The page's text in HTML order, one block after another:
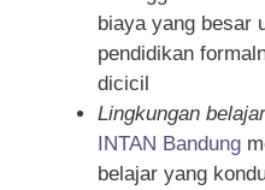
biaya yang besar
pendidikan
dicicil
Lingkungan
INTAN Bandung
belajar yang